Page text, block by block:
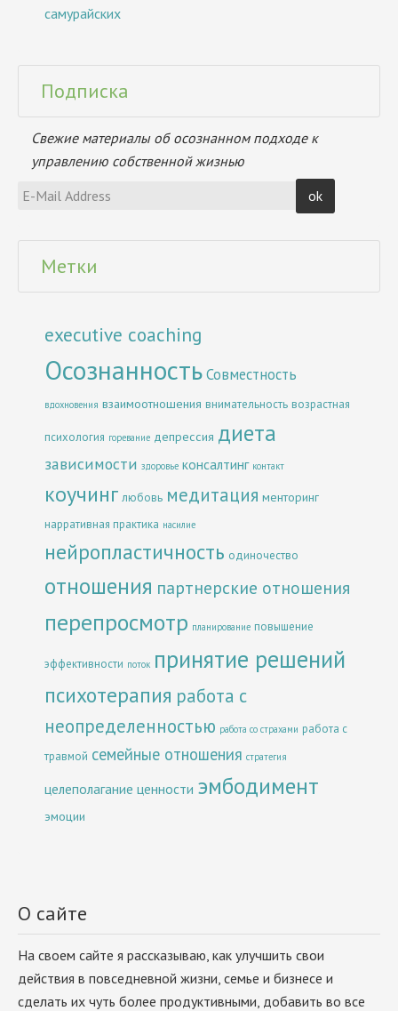
самурайских
Подписка
Свежие материалы об осознанном подходе к
управлению собственной жизнью
Метки
executive coaching
ОсознанностьСовместность
вдохновения взаимоотношения внимательность возрастная
психология горевание депрессия диета
зависимости здоровье консалтинг контакт
коучинг любовь медитация менторинг
нарративная практика насилие
нейропластичность одиночество
отношения партнерские отношения
перепросмотр планирование повышение
эффективности поток принятие решений
психотерапия работа с
неопределенностью работа со страхами работа с
травмой семейные отношения стратегия
целеполагание ценности эмбодимент
эмоции
О сайте
На своем сайте я рассказываю, как улучшить свои
действия в повседневной жизни, семье и бизнесе и
сделать их чуть более продуктивными, добавить во все